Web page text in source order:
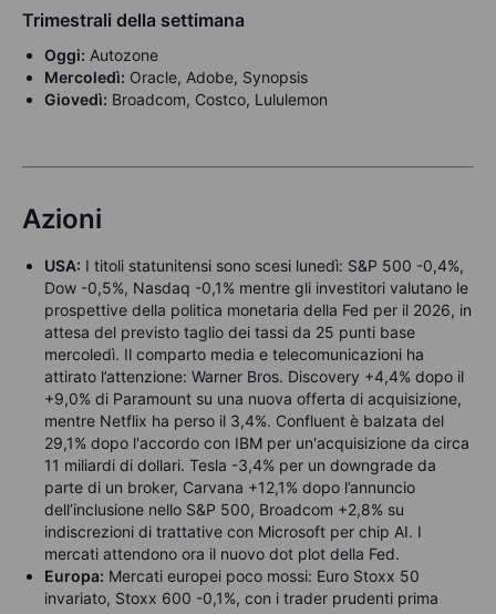
Trimestrali della settimana
Oggi: Autozone
Mercoledì: Oracle, Adobe, Synopsis
Giovedì: Broadcom, Costco, Lululemon
Azioni
USA: I titoli statunitensi sono scesi lunedì: S&P 500 -0,4%,
Dow -0,5%, Nasdaq -0,1% mentre gli investitori valutano le
prospettive della politica monetaria della Fed per il 2026, in
attesa del previsto taglio dei tassi da 25 punti base
mercoledì. Il comparto media e telecomunicazioni ha
attirato l’attenzione: Warner Bros. Discovery +4,4% dopo il
+9,0% di Paramount su una nuova offerta di acquisizione,
mentre Netflix ha perso il 3,4%. Confluent è balzata del
29,1% dopo l'accordo con IBM per un'acquisizione da circa
11 miliardi di dollari. Tesla -3,4% per un downgrade da
parte di un broker, Carvana +12,1% dopo l’annuncio
dell’inclusione nello S&P 500, Broadcom +2,8% su
indiscrezioni di trattative con Microsoft per chip AI. I
mercati attendono ora il nuovo dot plot della Fed.
Europa: Mercati europei poco mossi: Euro Stoxx 50
invariato, Stoxx 600 -0,1%, con i trader prudenti prima